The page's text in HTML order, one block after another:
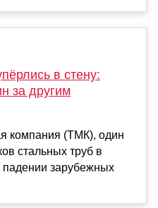
в стену:
за другим
компания (ТМК), один
стальных труб в
падении зарубежных